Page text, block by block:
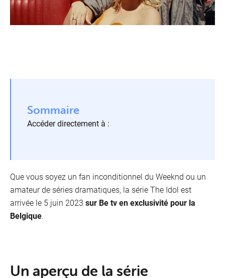
Sommaire
Accéder directement à :
Que vous soyez un fan inconditionnel du Weeknd ou un
amateur de séries dramatiques, la série The Idol est
arrivée le 5 juin 2023 sur Be tv en exclusivité pour la
Belgique.
Un aperçu de la série